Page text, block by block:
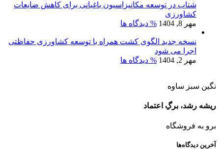
شتاب در توسعه مکانیزاسیون باغبانی برای کاهش ضایعات
کشاورزی
مهر 8, 1404
% دیدگاه ها
نسخه جدید الگوی کشت همراه با توسعه کشاورزی حفاظتی
اجرا می شود
مهر 2, 1404
% دیدگاه ها
نگین سبز ساوه
ریشه رشد، برگِ اعتماد
برو به فروشگاه
آخرین دیدگاه‌ها